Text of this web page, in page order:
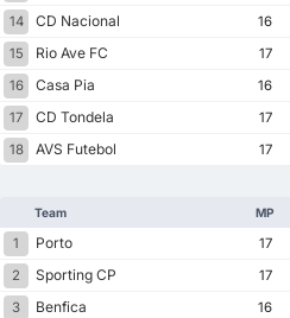
14
CD Nacional 16
15
Rio Ave FC 17
16
Casa Pia 16
17
CD Tondela 17
18
AVS Futebol 17
Team MP
1 Porto 17
2
Sporting CP 17
3
Benfica 16